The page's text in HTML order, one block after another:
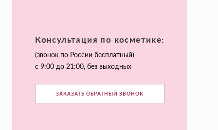
Консультация по косметике:
(звонок по России бесплатный)
с 9:00 до 21:00, без выходных
ЗАКАЗАТЬ ОБРАТНЫЙ ЗВОНОК